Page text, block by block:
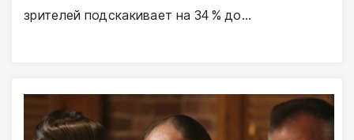
зрителей подскакивает на 34 % до…